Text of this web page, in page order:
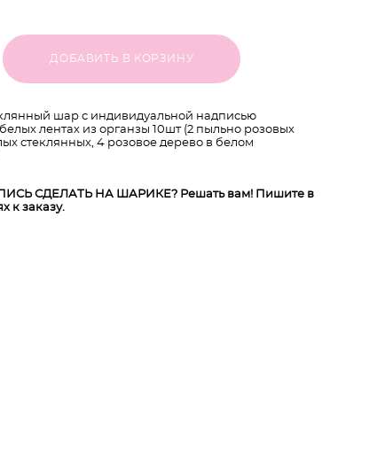
ДОБАВИТЬ В КОРЗИНУ
шар с индивидуальной надписью
лентах из органзы 10шт (2 пыльно розовых
стеклянных, 4 розовое дерево в белом
СДЕЛАТЬ НА ШАРИКЕ? Решать вам! Пишите в
к заказу.